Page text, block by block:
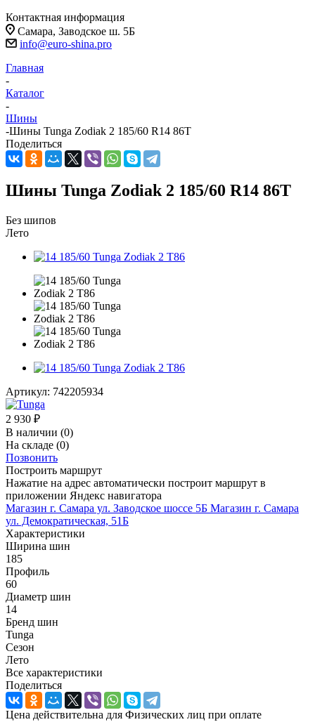
Контактная информация
Самара, Заводское ш. 5Б
info@euro-shina.pro
Главная
-
Каталог
-
Шины
-Шины Tunga Zodiak 2 185/60 R14 86T
Поделиться
Шины Tunga Zodiak 2 185/60 R14 86T
Без шипов
Лето
Артикул: 742205934
2 930 ₽
В наличии (0)
На складе (0)
Позвонить
Построить маршрут
Нажатие на адрес автоматически построит маршрут в
приложении Яндекс навигатора
Магазин г. Самара ул. Заводское шоссе 5Б Магазин г. Самара
ул. Демократическая, 51Б
Характеристики
Ширина шин
185
Профиль
60
Диаметр шин
14
Бренд шин
Tunga
Сезон
Лето
Все характеристики
Поделиться
Цена действительна для Физических лиц при оплате